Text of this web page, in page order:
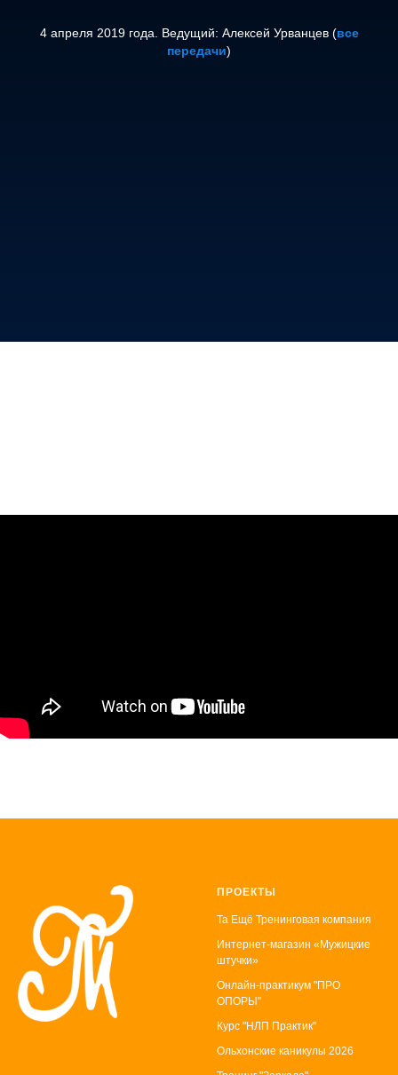
4 апреля 2019 года. Ведущий: Алексей Урванцев (все
передачи)
ПРОЕКТЫ
Та Ещё Тренинговая компания
Интернет-магазин «Мужицкие
штучки»
Онлайн-практикум "ПРО
ОПОРЫ"
Курс "НЛП Практик"
Ольхонские каникулы 2026